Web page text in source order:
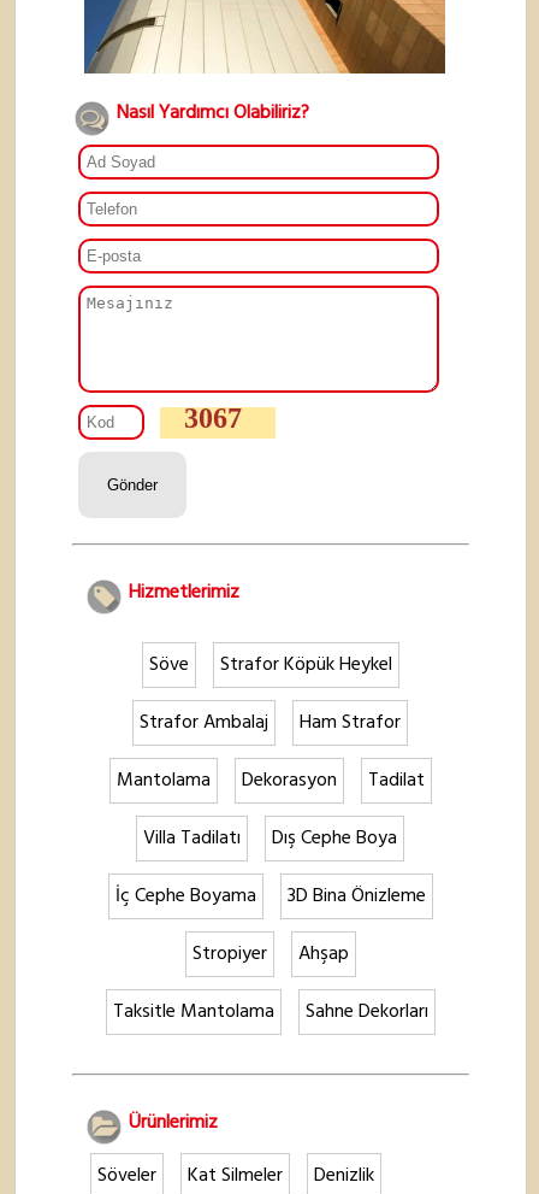
Nasıl Yardımcı Olabiliriz?
3067
Hizmetlerimiz
Söve
Strafor Köpük Heykel
Strafor Ambalaj
Ham Strafor
Mantolama
Dekorasyon
Tadilat
Villa Tadilatı
Dış Cephe Boya
İç Cephe Boyama
3D Bina Önizleme
Stropiyer
Ahşap
Taksitle Mantolama
Sahne Dekorları
Ürünlerimiz
Söveler
Kat Silmeler
Denizlik